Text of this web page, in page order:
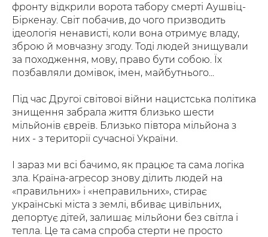
фронту відкрили ворота табору смерті Аушвіц-
Біркенау. Світ побачив, до чого призводить
ідеологія ненависті, коли вона отримує владу,
зброю й мовчазну згоду. Тоді людей знищували
за походження, мову, право бути собою. Їх
позбавляли домівок, імен, майбутнього...
Під час Другої світової війни нацистська політика
знищення забрала життя близько шести
мільйонів євреїв. Близько півтора мільйона з
них - з території сучасної України.
І зараз ми всі бачимо, як працює та сама логіка
зла. Країна-агресор знову ділить людей на
«правильних» і «неправильних», стирає
українські міста з землі, вбиває цивільних,
депортує дітей, залишає мільйони без світла і
тепла. Це та сама спроба стерти не просто